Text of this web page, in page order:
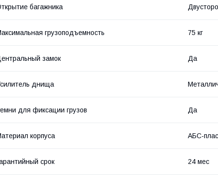
багажника
грузоподъемность 75 кг
замок Да
днища
для фиксации грузов Да
корпуса АБС-
срок 24 мес